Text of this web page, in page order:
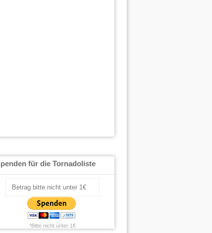
für die Tornadoliste
*Bitte nicht unter 1€